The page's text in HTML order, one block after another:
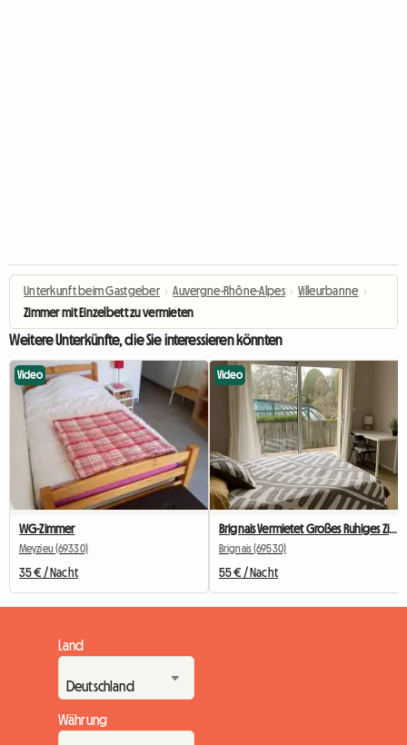
Unterkunft beim Gastgeber › Auvergne-Rhône-Alpes › Villeurbanne ›
Zimmer mit Einzelbett zu vermieten
Weitere Unterkünfte, die Sie interessieren könnten
Video
WG-Zimmer
Meyzieu (69330)
35 € / Nacht
Video
Brignais Vermietet Großes Ruhiges Zimmer
Brignais (69530)
55 € / Nacht
Land
Währung